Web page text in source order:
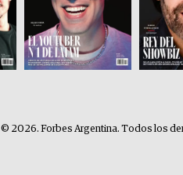
© 2026. Forbes Argentina. Todos los